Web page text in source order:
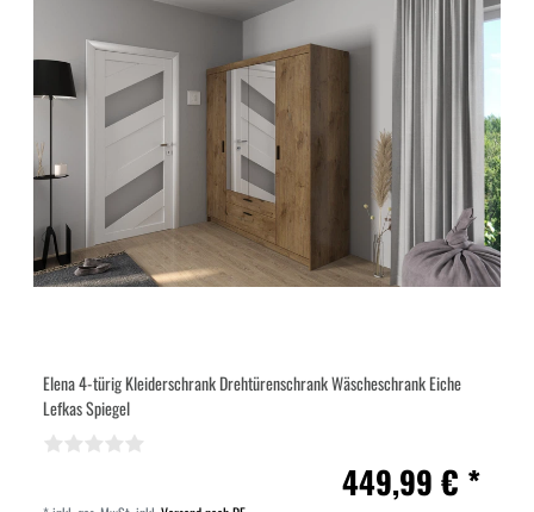
Elena 4-türig Kleiderschrank Drehtürenschrank Wäscheschrank Eiche
Lefkas Spiegel
449,99 € *